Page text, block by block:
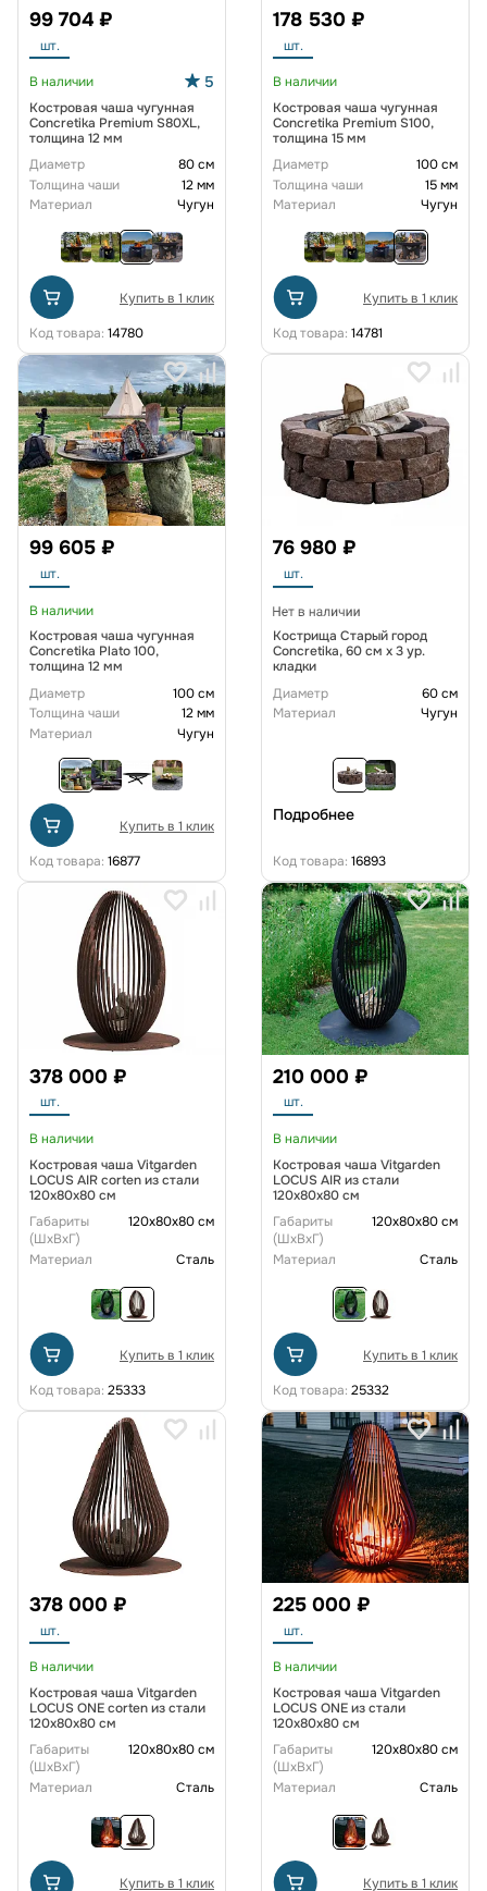
99 704 ₽
шт.
В наличии 5
Костровая чаша чугунная
Concretika Premium S80XL,
толщина 12 мм
Диаметр
80 см
Толщина чаши
12 мм
Материал
Чугун
Купить в 1 клик
Код товара: 14780
178 530 ₽
шт.
В наличии
Костровая чаша чугунная
Concretika Premium S100,
толщина 15 мм
Диаметр
100 см
Толщина чаши
15 мм
Материал
Чугун
Купить в 1 клик
Код товара: 14781
99 605 ₽
шт.
В наличии
Костровая чаша чугунная
Concretika Plato 100,
толщина 12 мм
Диаметр
100 см
Толщина чаши
12 мм
Материал
Чугун
Купить в 1 клик
Код товара: 16877
76 980 ₽
шт.
Кострища Старый город
Concretika, 60 см х 3 ур.
кладки
Диаметр
60 см
Материал
Чугун
Подробнее
Код товара: 16893
378 000 ₽
шт.
В наличии
Костровая чаша Vitgarden
LOCUS AIR corten из стали
120x80x80 см
Габариты
(ШxВxГ)
120x80x80 см
Материал Сталь
Купить в 1 клик
Код товара: 25333
210 000 ₽
шт.
В наличии
Костровая чаша Vitgarden
LOCUS AIR из стали
120x80x80 см
Габариты
(ШxВxГ)
120x80x80 см
Материал Сталь
Купить в 1 клик
Код товара: 25332
378 000 ₽
шт.
В наличии
Костровая чаша Vitgarden
LOCUS ONE corten из стали
120x80x80 см
Габариты
(ШxВxГ)
120x80x80 см
Материал Сталь
Купить в 1 клик
225 000 ₽
шт.
В наличии
Костровая чаша Vitgarden
LOCUS ONE из стали
120x80x80 см
Габариты
(ШxВxГ)
120x80x80 см
Материал Сталь
Купить в 1 клик